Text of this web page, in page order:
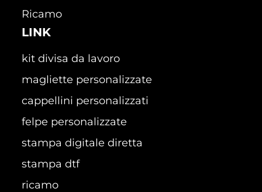
Ricamo
LINK
kit divisa da lavoro
magliette personalizzate
cappellini personalizzati
felpe personalizzate
stampa digitale diretta
stampa dtf
ricamo